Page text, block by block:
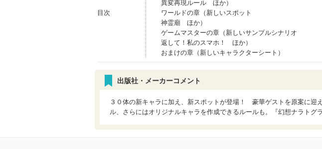
目次
異変再現ルール ほか）
ワールドの章（新しいスポット
神霊廟 ほか）
ゲームマスターの章（新しいサンプルシナリオ
返して！私のスマホ！ ほか）
おまけの章（新しいキャラクターシート）
出版社・メーカーコメント
３０体の新キャラに加え、新スポットが登場！ 豪華ゲストを原案に迎
ル、さらにはオリジナルキャラを作成できるルールも。『幻想ナラトグ